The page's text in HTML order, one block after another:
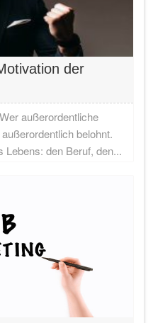
der
außerordentliche
belohnt.
Lebens: den Beruf, den...